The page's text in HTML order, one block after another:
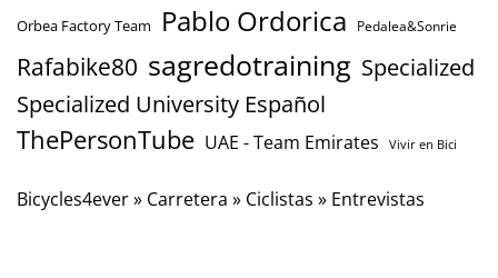
Orbea Factory Team Pablo Ordorica Pedalea&Sonrie
Rafabike80 sagredotraining Specialized
Specialized University Español
ThePersonTube UAE - Team Emirates Vivir en Bici
Bicycles4ever» Carretera » Ciclistas » Entrevistas